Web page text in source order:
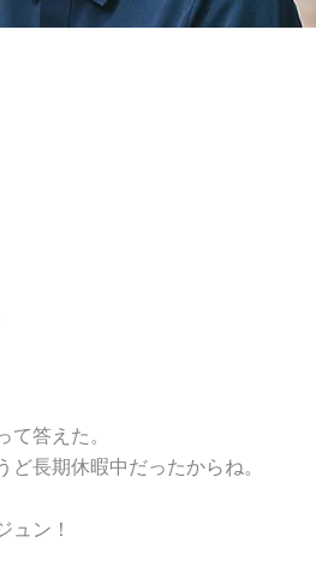
答えた。
長期休暇中だったからね。
ュン！